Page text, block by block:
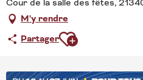
Cour de la salle des fêtes,
M'y rendre
PartagerAjouter aux favoris